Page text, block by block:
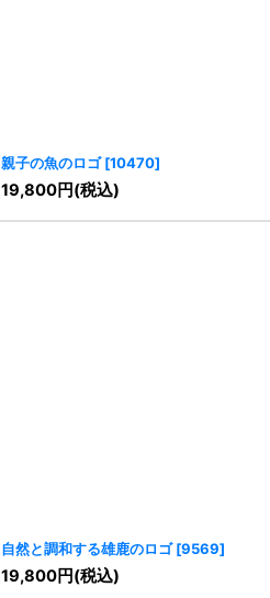
親子の魚のロゴ [10470]
19,800円(税込)
自然と調和する雄鹿のロゴ [9569]
19,800円(税込)